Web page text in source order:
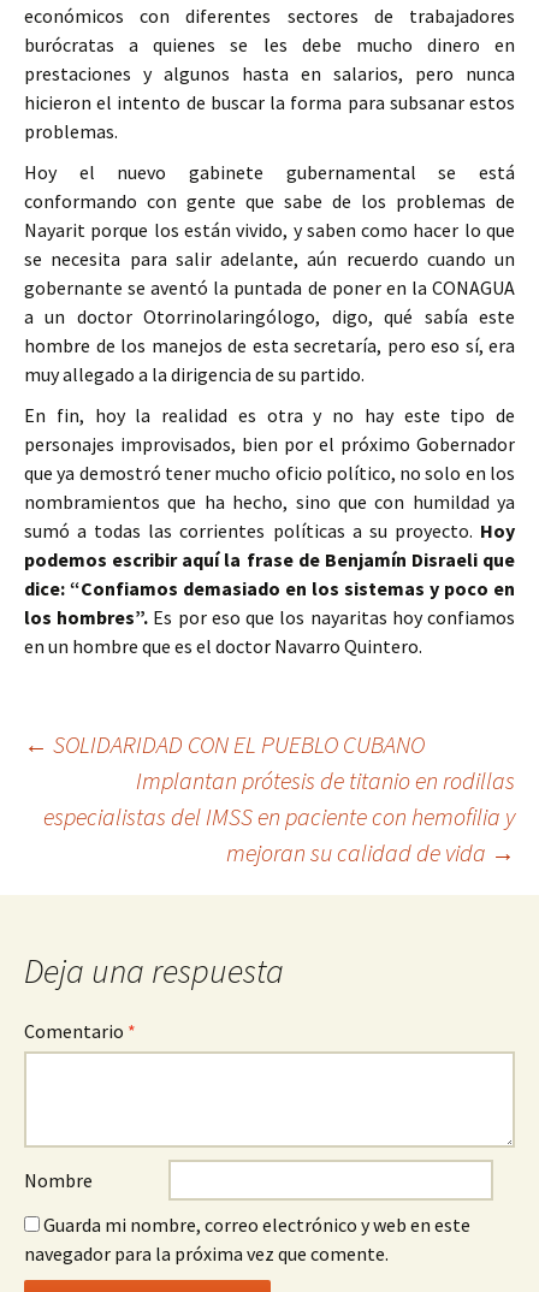
económicos con diferentes sectores de trabajadores
burócratas a quienes se les debe mucho dinero en
prestaciones y algunos hasta en salarios, pero nunca
hicieron el intento de buscar la forma para subsanar estos
problemas.
Hoy el nuevo gabinete gubernamental se está
conformando con gente que sabe de los problemas de
Nayarit porque los están vivido, y saben como hacer lo que
se necesita para salir adelante, aún recuerdo cuando un
gobernante se aventó la puntada de poner en la CONAGUA
a un doctor Otorrinolaringólogo, digo, qué sabía este
hombre de los manejos de esta secretaría, pero eso sí, era
muy allegado a la dirigencia de su partido.
En fin, hoy la realidad es otra y no hay este tipo de
personajes improvisados, bien por el próximo Gobernador
que ya demostró tener mucho oficio político, no solo en los
nombramientos que ha hecho, sino que con humildad ya
sumó a todas las corrientes políticas a su proyecto. Hoy
podemos escribir aquí la frase de Benjamín Disraeli que
dice: “Confiamos demasiado en los sistemas y poco en
los hombres”. Es por eso que los nayaritas hoy confiamos
en un hombre que es el doctor Navarro Quintero.
entrada
← SOLIDARIDAD CON EL PUEBLO CUBANO
Implantan prótesis de titanio en rodillas
especialistas del IMSS en paciente con hemofilia y
mejoran su calidad de vida →
Deja una respuesta
Comentario *
Nombre
Guarda mi nombre, correo electrónico y web en este
navegador para la próxima vez que comente.